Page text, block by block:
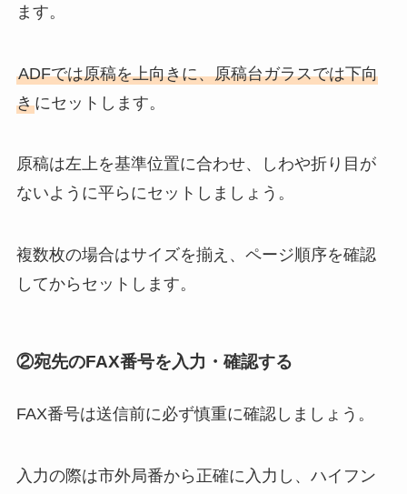
ます。
ADFでは原稿を上向きに、原稿台ガラスでは下向
きにセットします。
原稿は左上を基準位置に合わせ、しわや折り目が
ないように平らにセットしましょう。
複数枚の場合はサイズを揃え、ページ順序を確認
してからセットします。
②宛先のFAX番号を入力・確認する
FAX番号は送信前に必ず慎重に確認しましょう。
入力の際は市外局番から正確に入力し、ハイフン